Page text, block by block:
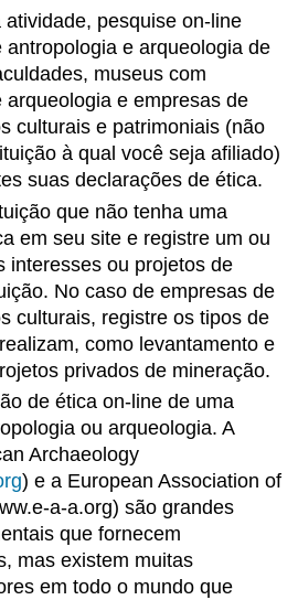
pesquise on-line
antropologia e arqueologia de
museus com
arqueologia e empresas de
culturais e patrimoniais (não
à qual você seja afiliado)
suas declarações de ética.
que não tenha uma
em seu site e registre um ou
interesses ou projetos de
No caso de empresas de
culturais, registre os tipos de
como levantamento e
privados de mineração.
de ética on-line de uma
ou arqueologia. A
Archaeology
) e a European Association of
a-a.org) são grandes
que fornecem
mas existem muitas
em todo o mundo que